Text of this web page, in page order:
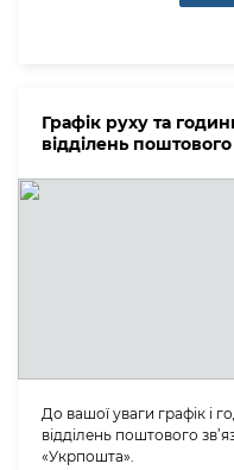
Графік руху та
відділень поштового
До вашої уваги графік і
відділень поштового
«Укрпошта».